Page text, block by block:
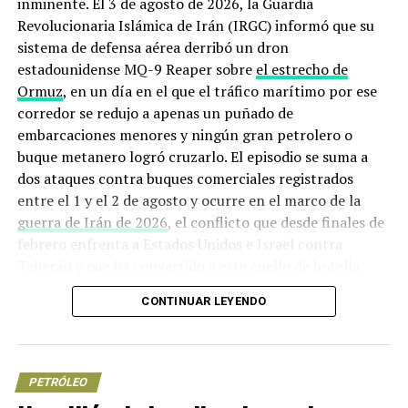
proyecta sistemas de bombeo alimentados con energía
renovable. Las propias autoridades admiten que los
apagones no desaparecerán mientras persistan los
problemas estructurales. Algunos funcionarios hablan
de reducir la duración y frecuencia de los cortes en
2026, sin precisar cuándo ni en qué medida.
Informes de especialistas coinciden: sin un cambio en el
modelo de gestión del sector eléctrico y sin inversión a
escala, la isla seguirá pagando la luz con oscuridad.
UP NEXT
Continuarán los cambios en PEMEX
Revolucionaria Islámica de Irán (IRGC) informó que su
sistema de defensa aérea derribó un dron
estadounidense MQ-9 Reaper sobre el estrecho de
Ormuz, en un día en el que el tráfico marítimo por ese
corredor se redujo a apenas un puñado de
embarcaciones menores y ningún gran petrolero o
buque metanero logró cruzarlo. El episodio se suma a
dos ataques contra buques comerciales registrados
entre el 1 y el 2 de agosto y ocurre en el marco de la
guerra de Irán de 2026, el conflicto que desde finales de
febrero enfrenta a Estados Unidos e Israel contra
marítimo en uno de los puntos más peligrosos del
Origen de la crisis: de los ataques
contra el liderazgo iraní al bloqueo
CONTINUAR LEYENDO
PETRÓLEO